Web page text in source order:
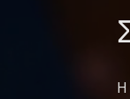
Η